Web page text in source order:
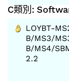
C類別:
LOYBT-
B/MS3/
B/MS4/
2.2